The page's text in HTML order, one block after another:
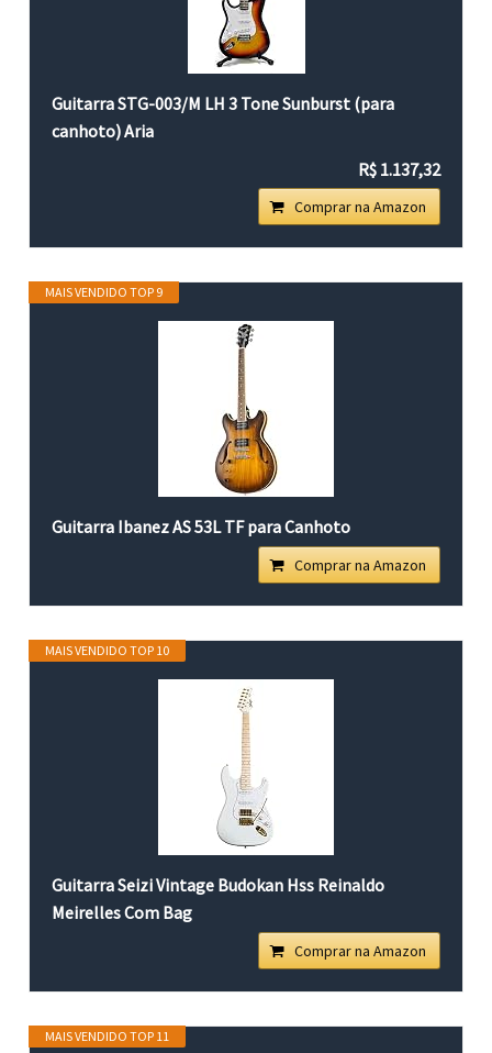
Guitarra STG-003/M LH 3 Tone Sunburst (para
canhoto) Aria
R$ 1.137,32
Comprar na Amazon
MAIS VENDIDO TOP 9
Guitarra Ibanez AS 53L TF para Canhoto
Comprar na Amazon
MAIS VENDIDO TOP 10
Guitarra Seizi Vintage Budokan Hss Reinaldo
Meirelles Com Bag
Comprar na Amazon
MAIS VENDIDO TOP 11